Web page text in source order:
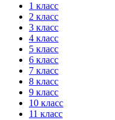
1 класс
2 класс
3 класс
4 класс
5 класс
6 класс
7 класс
8 класс
9 класс
10 класс
11 класс